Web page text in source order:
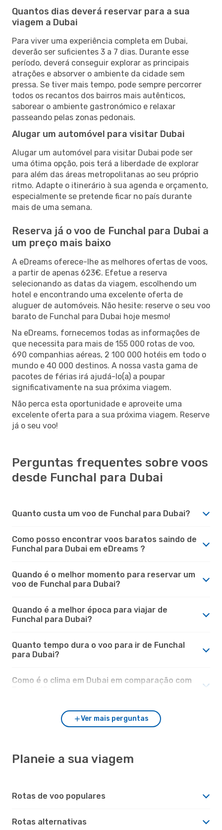
Quantos dias deverá reservar para a sua
viagem a Dubai
Para viver uma experiência completa em Dubai,
deverão ser suficientes 3 a 7 dias. Durante esse
período, deverá conseguir explorar as principais
atrações e absorver o ambiente da cidade sem
pressa. Se tiver mais tempo, pode sempre percorrer
todos os recantos dos bairros mais autênticos,
saborear o ambiente gastronómico e relaxar
passeando pelas zonas pedonais.
Alugar um automóvel para visitar Dubai
Alugar um automóvel para visitar Dubai pode ser
uma ótima opção, pois terá a liberdade de explorar
para além das áreas metropolitanas ao seu próprio
ritmo. Adapte o itinerário à sua agenda e orçamento,
especialmente se pretende ficar no país durante
mais de uma semana.
Reserva já o voo de Funchal para Dubai a
um preço mais baixo
A eDreams oferece-lhe as melhores ofertas de voos,
a partir de apenas 623€. Efetue a reserva
selecionando as datas da viagem, escolhendo um
hotel e encontrando uma excelente oferta de
aluguer de automóveis. Não hesite: reserve o seu voo
barato de Funchal para Dubai hoje mesmo!
Na eDreams, fornecemos todas as informações de
que necessita para mais de 155 000 rotas de voo,
690 companhias aéreas, 2 100 000 hotéis em todo o
mundo e 40 000 destinos. A nossa vasta gama de
pacotes de férias irá ajudá-lo(a) a poupar
significativamente na sua próxima viagem.
Não perca esta oportunidade e aproveite uma
excelente oferta para a sua próxima viagem. Reserve
já o seu voo!
Perguntas frequentes sobre voos
desde Funchal para Dubai
Quanto custa um voo de Funchal para Dubai?
Como posso encontrar voos baratos saindo de
Funchal para Dubai em eDreams ?
Quando é o melhor momento para reservar um
voo de Funchal para Dubai?
Quando é a melhor época para viajar de
Funchal para Dubai?
Quanto tempo dura o voo para ir de Funchal
para Dubai?
Como é o clima em Dubai em comparação com
Ver mais perguntas
Planeie a sua viagem
Rotas de voo populares
Rotas alternativas